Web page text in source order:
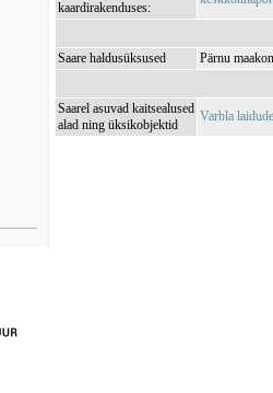
kaardirakenduses:
Saare haldusüksused Pärnu
Saarel asuvad kaitsealused
alad ning üksikobjektid
Varbla